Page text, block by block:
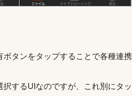
タンをタップすることで各種連携
するUIなのですが、これ別にタッ